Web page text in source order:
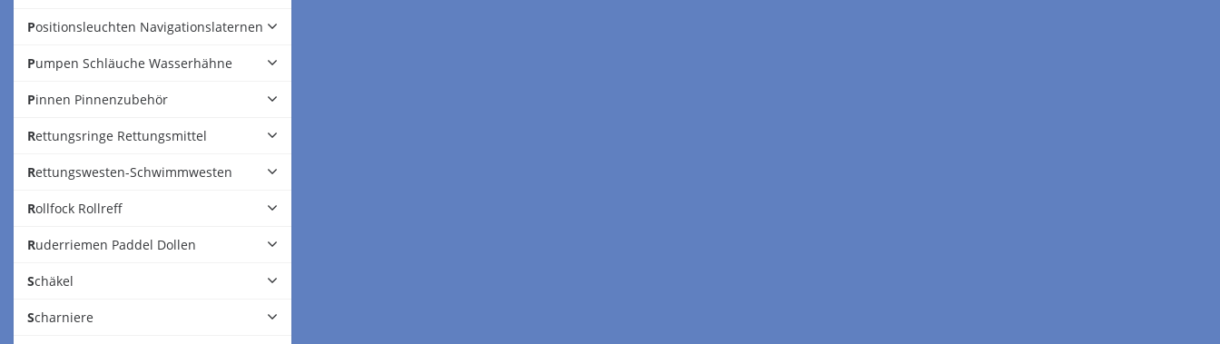
Positionsleuchten Navigationslaternen
Pumpen Schläuche Wasserhähne
Pinnen Pinnenzubehör
Rettungsringe Rettungsmittel
Rettungswesten-Schwimmwesten
Rollfock Rollreff
Ruderriemen Paddel Dollen
Schäkel
Scharniere